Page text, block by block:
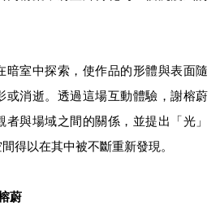
暗室中探索，使作品的形體與表面隨
或消逝。透過這場互動體驗，謝榕蔚
與場域之間的關係，並提出「光」
得以在其中被不斷重新發現。
蔚